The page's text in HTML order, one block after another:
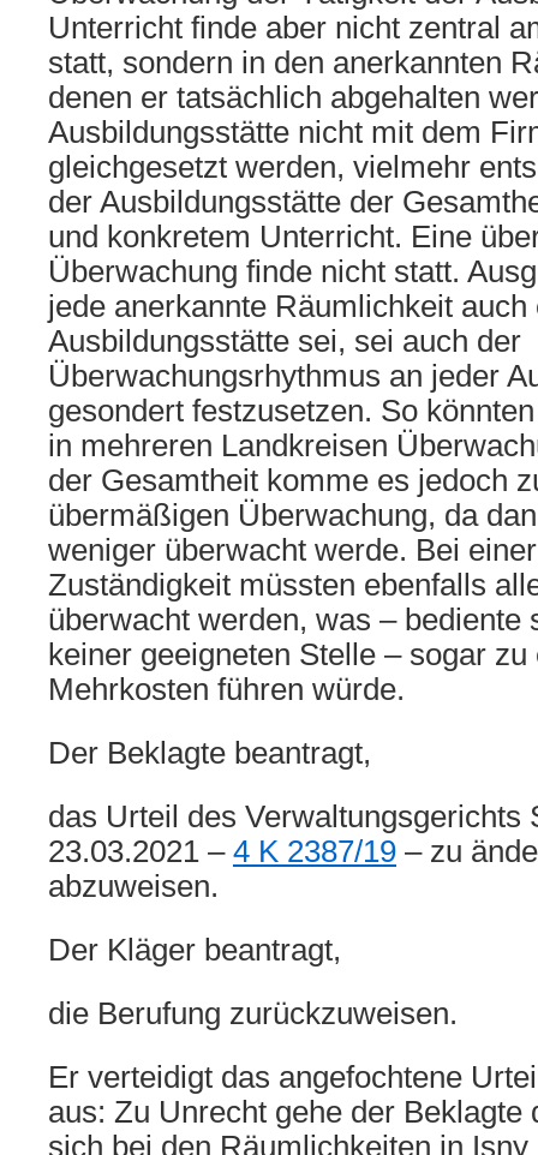
Unterricht finde aber nicht zentral
statt, sondern in den anerkannten
denen er tatsächlich abgehalten
Ausbildungsstätte nicht mit dem
gleichgesetzt werden, vielmehr
der Ausbildungsstätte der
und konkretem Unterricht. Eine
Überwachung finde nicht statt.
jede anerkannte Räumlichkeit auch
Ausbildungsstätte sei, sei auch der
Überwachungsrhythmus an jeder
gesondert festzusetzen. So
in mehreren Landkreisen
der Gesamtheit komme es jedoch
übermäßigen Überwachung, da
weniger überwacht werde. Bei
Zuständigkeit müssten ebenfalls
überwacht werden, was – bediente
keiner geeigneten Stelle – sogar
Mehrkosten führen würde.
Der Beklagte beantragt,
das Urteil des Verwaltungsgerichts
23.03.2021 – 4 K 2387/19 – zu
abzuweisen.
Der Kläger beantragt,
die Berufung zurückzuweisen.
Er verteidigt das angefochtene
aus: Zu Unrecht gehe der Beklagte
sich bei den Räumlichkeiten in Isny